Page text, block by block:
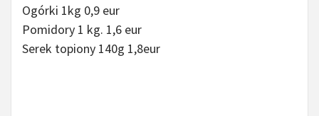
Ogórki 1kg 0,9 eur
Pomidory 1 kg. 1,6 eur
Serek topiony 140g 1,8eur